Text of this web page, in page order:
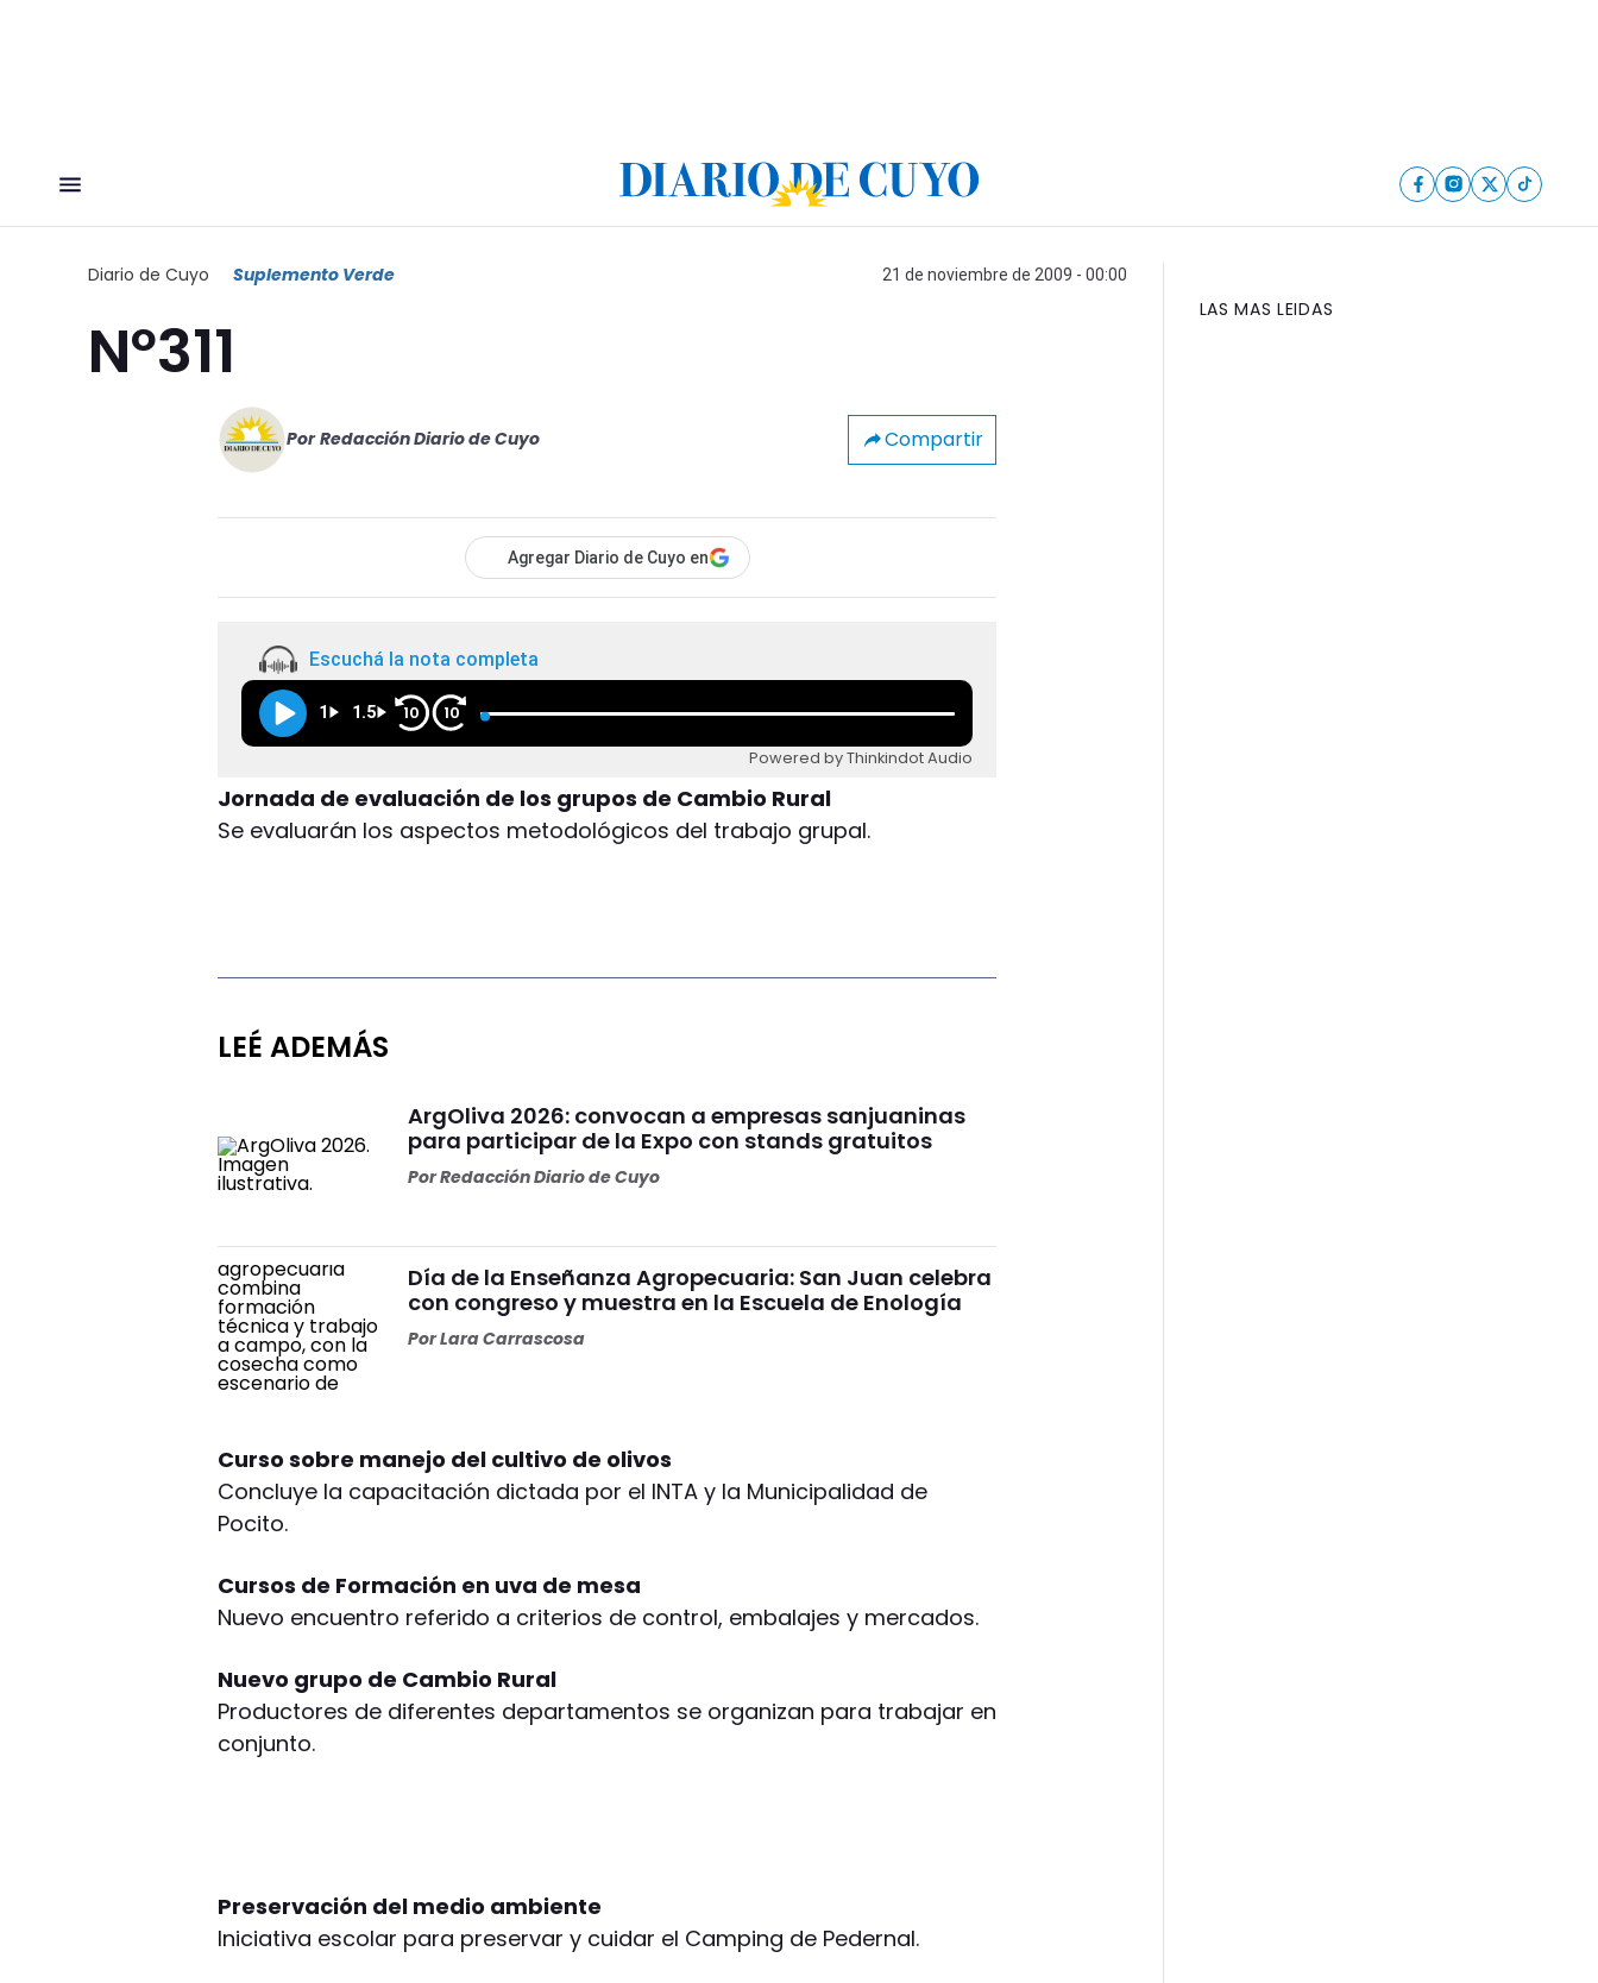
Diario de Cuyo Suplemento Verde 21 de noviembre de 2009 - 00:00
Nº311
Por Redacción Diario de Cuyo Compartir
Agregar Diario de Cuyo en
Escuchá la nota completa
1 1.5 10 10
Powered by Thinkindot Audio
Jornada de evaluación de los grupos de Cambio Rural
Se evaluarán los aspectos metodológicos del trabajo grupal.
LEÉ ADEMÁS
ArgOliva 2026: convocan a empresas sanjuaninas
para participar de la Expo con stands gratuitos
PorRedacción Diario de Cuyo
Día de la Enseñanza Agropecuaria: San Juan celebra
con congreso y muestra en la Escuela de Enología
PorLara Carrascosa
Curso sobre manejo del cultivo de olivos
Concluye la capacitación dictada por el INTA y la Municipalidad de
Pocito.
Cursos de Formación en uva de mesa
Nuevo encuentro referido a criterios de control, embalajes y mercados.
Nuevo grupo de Cambio Rural
Productores de diferentes departamentos se organizan para trabajar en
conjunto.
Preservación del medio ambiente
Iniciativa escolar para preservar y cuidar el Camping de Pedernal.
LAS MAS LEIDAS